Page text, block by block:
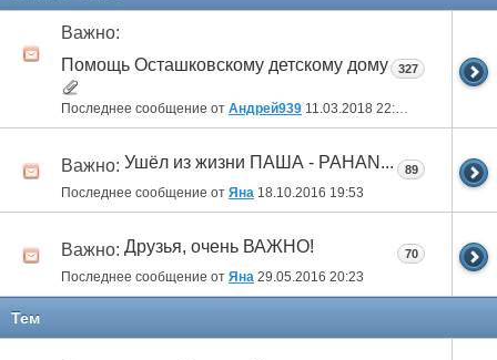
Важно:
Помощь Осташковскому детскому дому
Последнее сообщение от Андрей939 11.03.2018 22:09
327
Важно: Ушёл из жизни ПАША - PAHAN...
Последнее сообщение от Яна 18.10.2016 19:53
89
Важно: Друзья, очень ВАЖНО!
Последнее сообщение от Яна 29.05.2016 20:23
70
Тем